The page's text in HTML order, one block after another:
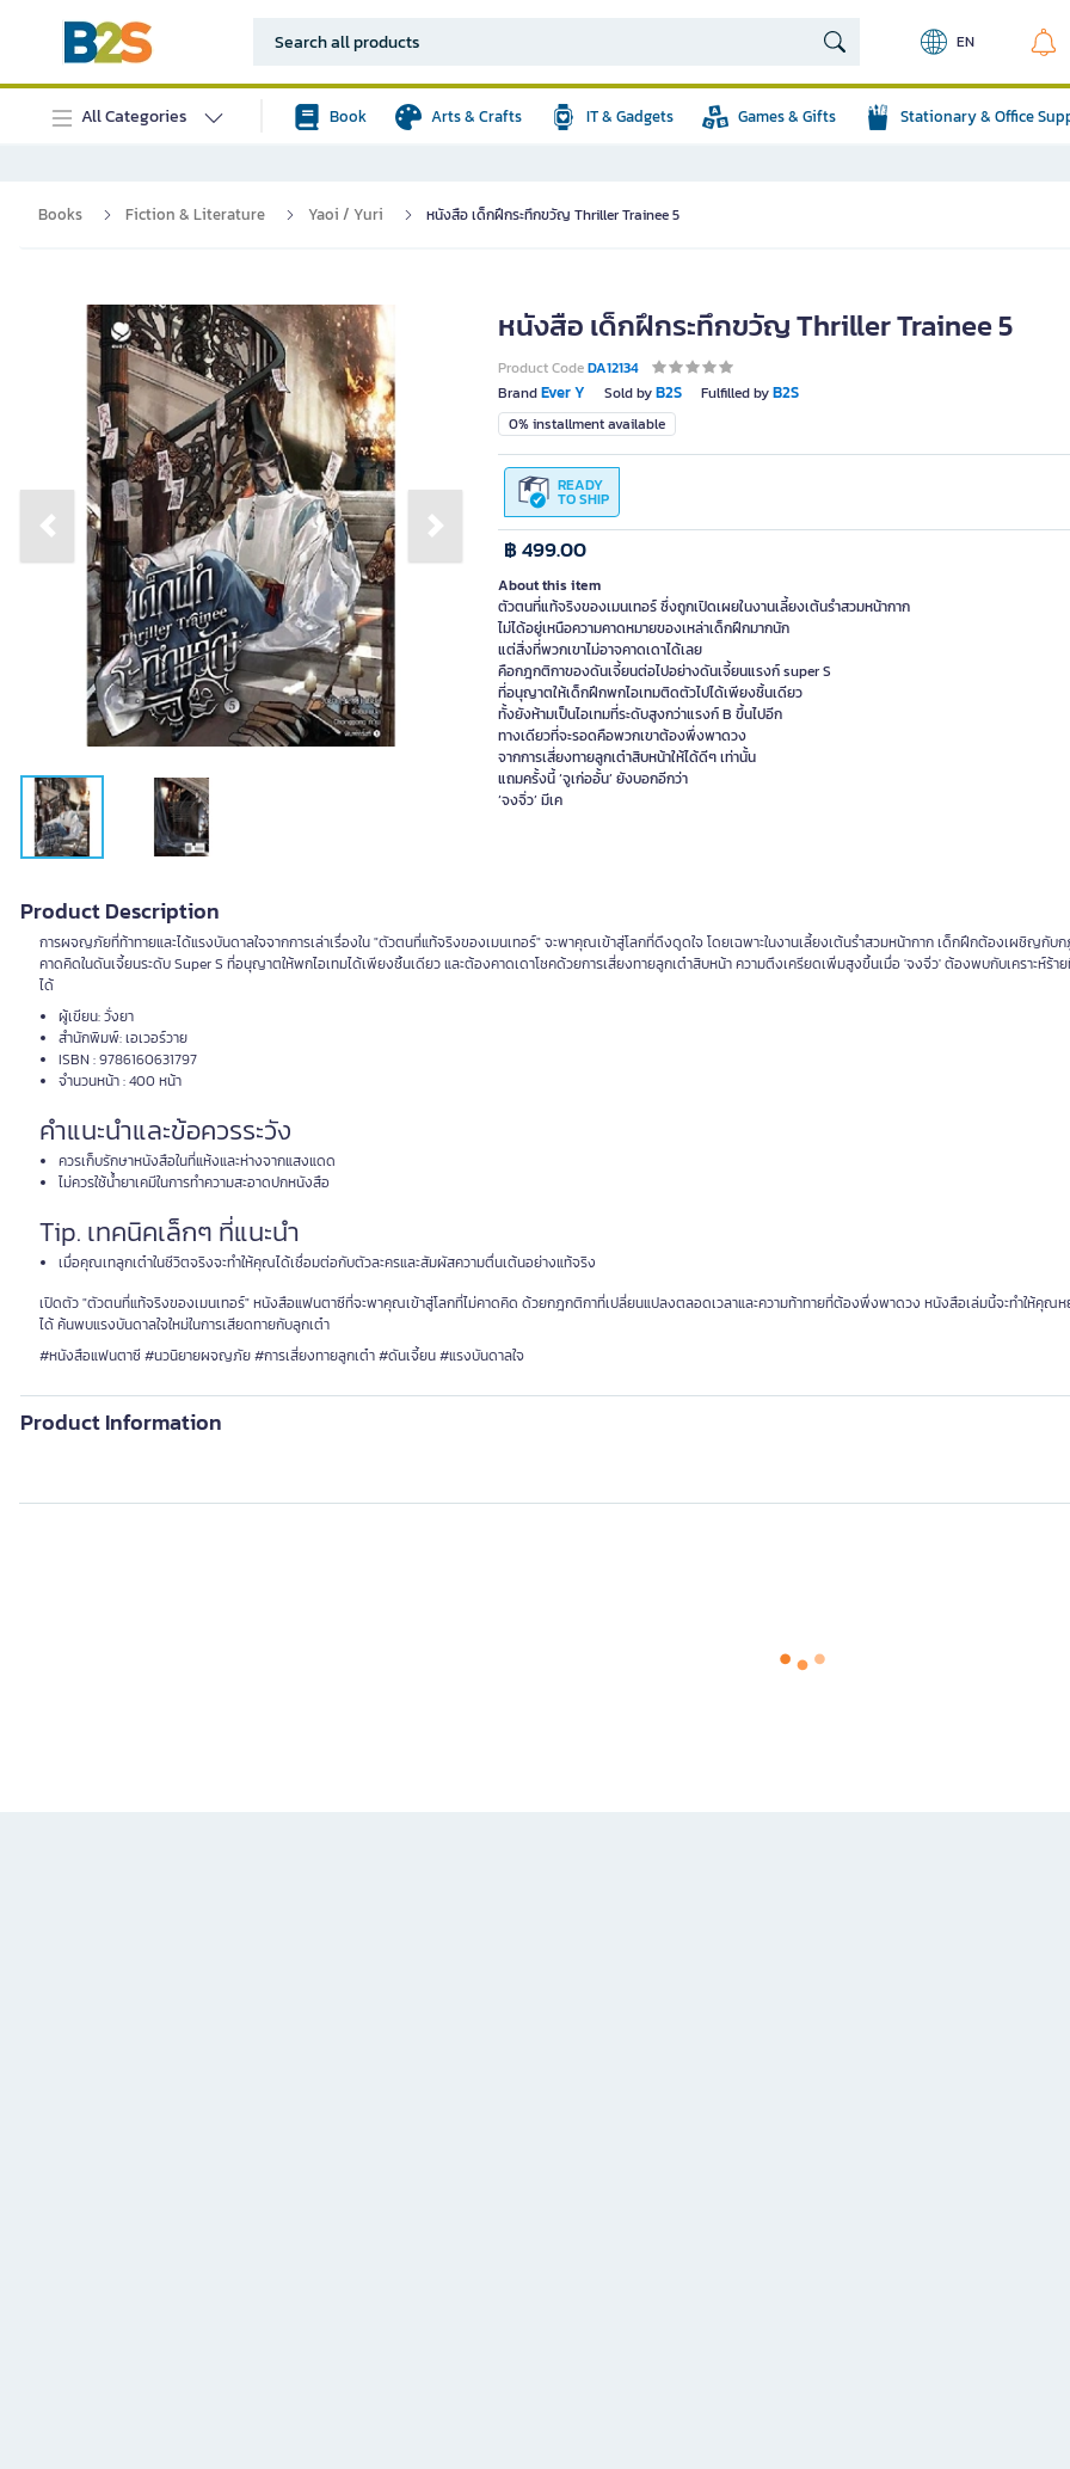
EN
All Categories Book Arts & Crafts IT & Gadgets Games & Gifts Stationary & Office
Books Fiction & Literature Yaoi / Yuri หนังสือ เด็กฝึกระทึกขวัญ Thriller Trainee 5
Previous slide Next slide
หนังสือ เด็กฝึกระทึกขวัญ Thriller Trainee 5
Product CodeDA12134
BrandEver Y Sold byB2S Fulfilled byB2S
0% installment available
READY
TO SHIP
฿ 499.00
About this item
ตัวตนที่แท้จริงของเมนเทอร์ ซึ่งถูกเปิดเผยในงานเลี้ยงเต้นรำสวมหน้ากาก
ไม่ได้อยู่เหนือความคาดหมายของเหล่าเด็กฝึกมากนัก
แต่สิ่งที่พวกเขาไม่อาจคาดเดาได้เลย
คือกฎกติกาของดันเจี้ยนต่อไปอย่างดันเจี้ยนแรงก์ super S
ที่อนุญาตให้เด็กฝึกพกไอเทมติดตัวไปได้เพียงชิ้นเดียว
ทั้งยังห้ามเป็นไอเทมที่ระดับสูงกว่าแรงก์ B ขึ้นไปอีก
ทางเดียวที่จะรอดคือพวกเขาต้องพึ่งพาดวง
จากการเสี่ยงทายลูกเต๋าสิบหน้าให้ได้ดีๆ เท่านั้น
แถมครั้งนี้ ‘จูเก่ออั้น’ ยังบอกอีกว่า
‘จงจิ่ว’ มีเค
Product Description
การผจญภัยที่ท้าทายและได้แรงบันดาลใจจากการเล่าเรื่องใน "ตัวตนที่แท้จริงของเมนเทอร์" จะพาคุณเข้าสู่โลกที่ดึงดูดใจ โดยเฉพาะในงานเลี้ยงเต้นรำสวมหน้ากาก เด็กฝึกต้องเผชิญกับ
คาดคิดในดันเจี้ยนระดับ Super S ที่อนุญาตให้พกไอเทมได้เพียงชิ้นเดียว และต้องคาดเดาโชคด้วยการเสี่ยงทายลูกเต๋าสิบหน้า ความตึงเครียดเพิ่มสูงขึ้นเมื่อ 'จงจิ่ว' ต้องพบกับเคราะห์ร้าย
ได้
ผู้เขียน: วั่งยา
สำนักพิมพ์: เอเวอร์วาย
ISBN : 9786160631797
จำนวนหน้า : 400 หน้า
คำแนะนำและข้อควรระวัง
ควรเก็บรักษาหนังสือในที่แห้งและห่างจากแสงแดด
ไม่ควรใช้น้ำยาเคมีในการทำความสะอาดปกหนังสือ
Tip. เทคนิคเล็กๆ ที่แนะนำ
เมื่อคุณเทลูกเต๋าในชีวิตจริงจะทำให้คุณได้เชื่อมต่อกับตัวละครและสัมผัสความตื่นเต้นอย่างแท้จริง
เปิดตัว "ตัวตนที่แท้จริงของเมนเทอร์" หนังสือแฟนตาซีที่จะพาคุณเข้าสู่โลกที่ไม่คาดคิด ด้วยกฎกติกาที่เปลี่ยนแปลงตลอดเวลาและความท้าทายที่ต้องพึ่งพาดวง หนังสือเล่มนี้จะทำให้คุณห
ได้ ค้นพบแรงบันดาลใจใหม่ในการเสียดทายกับลูกเต๋า
#หนังสือแฟนตาซี #นวนิยายผจญภัย #การเสี่ยงทายลูกเต๋า #ดันเจี้ยน #แรงบันดาลใจ
Product Information